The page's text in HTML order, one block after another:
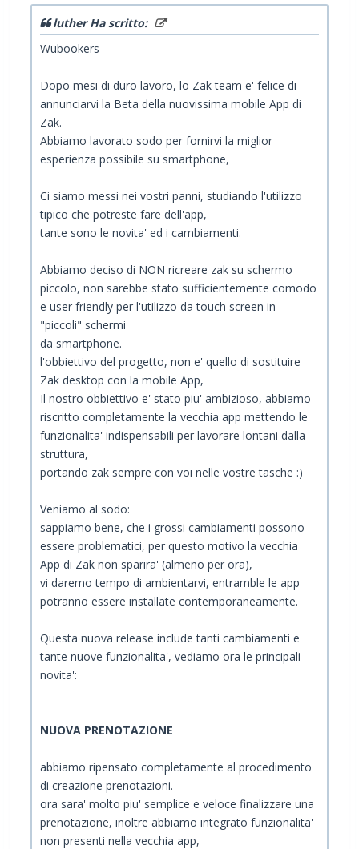
luther Ha scritto:
Wubookers
Dopo mesi di duro lavoro, lo Zak team e' felice di
annunciarvi la Beta della nuovissima mobile App di
Zak.
Abbiamo lavorato sodo per fornirvi la miglior
esperienza possibile su smartphone,
Ci siamo messi nei vostri panni, studiando l'utilizzo
tipico che potreste fare dell'app,
tante sono le novita' ed i cambiamenti.
Abbiamo deciso di NON ricreare zak su schermo
piccolo, non sarebbe stato sufficientemente comodo
e user friendly per l'utilizzo da touch screen in
"piccoli" schermi
da smartphone.
l'obbiettivo del progetto, non e' quello di sostituire
Zak desktop con la mobile App,
Il nostro obbiettivo e' stato piu' ambizioso, abbiamo
riscritto completamente la vecchia app mettendo le
funzionalita' indispensabili per lavorare lontani dalla
struttura,
portando zak sempre con voi nelle vostre tasche :)
Veniamo al sodo:
sappiamo bene, che i grossi cambiamenti possono
essere problematici, per questo motivo la vecchia
App di Zak non sparira' (almeno per ora),
vi daremo tempo di ambientarvi, entramble le app
potranno essere installate contemporaneamente.
Questa nuova release include tanti cambiamenti e
tante nuove funzionalita', vediamo ora le principali
novita':
NUOVA PRENOTAZIONE
abbiamo ripensato completamente al procedimento
di creazione prenotazioni.
ora sara' molto piu' semplice e veloce finalizzare una
prenotazione, inoltre abbiamo integrato funzionalita'
non presenti nella vecchia app,